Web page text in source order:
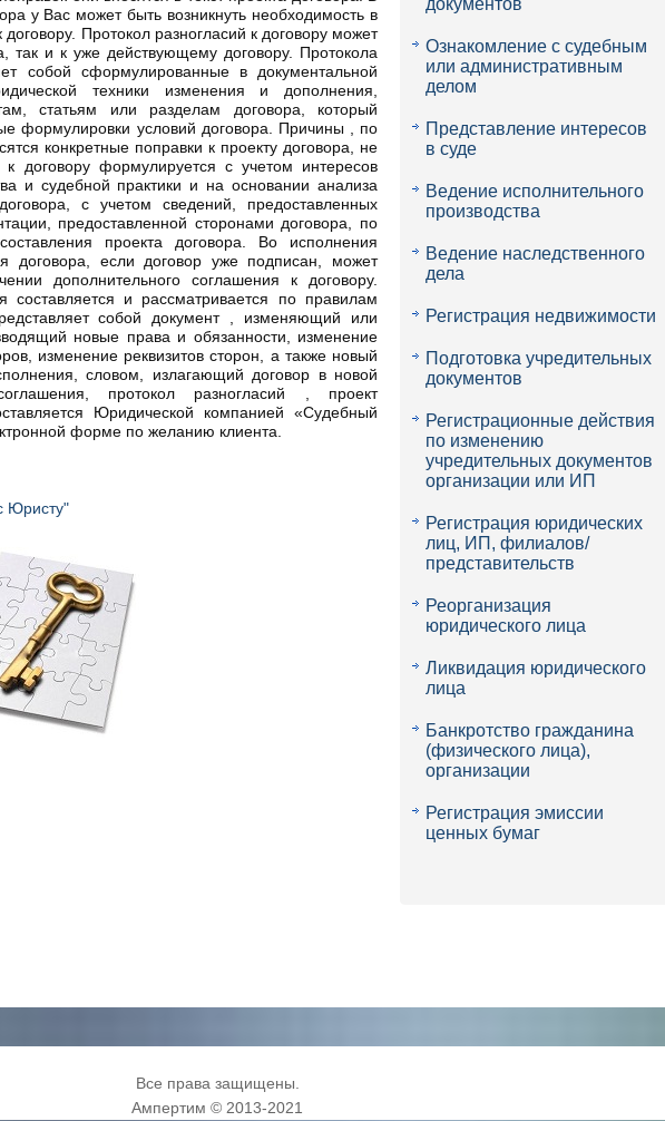
у Вас может быть возникнуть необходимость в
Протокол разногласий к договору может
так и к уже действующему договору. Протокола
собой сформулированные в документальной
техники изменения и дополнения,
статьям или разделам договора, который
формулировки условий договора. Причины , по
конкретные поправки к проекту договора, не
к договору формулируется с учетом интересов
и судебной практики и на основании анализа
с учетом сведений, предоставленных
предоставленной сторонами договора, по
проекта договора. Во исполнения
договора, если договор уже подписан, может
дополнительного соглашения к договору.
составляется и рассматривается по правилам
собой документ , изменяющий или
новые права и обязанности, изменение
изменение реквизитов сторон, а также новый
словом, излагающий договор в новой
протокол разногласий , проект
Юридической компанией «Судебный
форме по желанию клиента.
Юристу"
документов
Ознакомление с судебным
или административным
делом
Представление интересов
в суде
Ведение исполнительного
производства
Ведение наследственного
дела
Регистрация недвижимости
Подготовка учредительных
документов
Регистрационные действия
по изменению
учредительных документов
организации или ИП
Регистрация юридических
лиц, ИП, филиалов/
представительств
Реорганизация
юридического лица
Ликвидация юридического
лица
Банкротство гражданина
(физического лица),
организации
Регистрация эмиссии
ценных бумаг
Все права защищены.
Ампертим © 2013-2021